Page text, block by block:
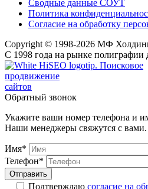
Сводные данные СОУТ
Политика
Согласие на обработку
Copyright © 1998-2026 МФ
С 1998 года на рынке
Поисковое
продвижение
сайтов
Обратный звонок
Укажите ваши номер телефона и
Наши менеджеры свяжутся с вами.
Имя*
Телефон*
Подтверждаю согласие на